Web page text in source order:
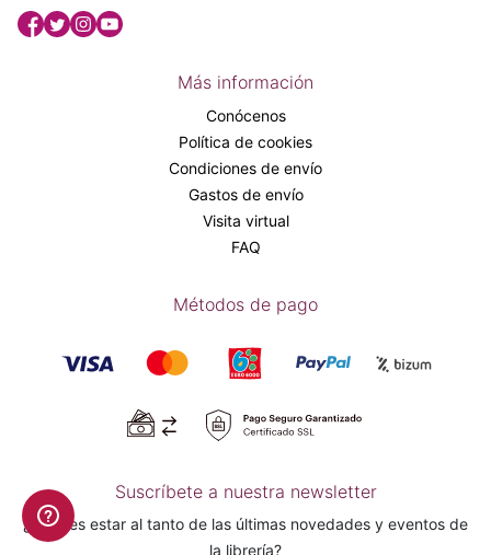
Más información
Conócenos
Política de cookies
Condiciones de envío
Gastos de envío
Visita virtual
FAQ
Métodos de pago
Suscríbete a nuestra newsletter
¿Quieres estar al tanto de las últimas novedades y eventos de
la librería?